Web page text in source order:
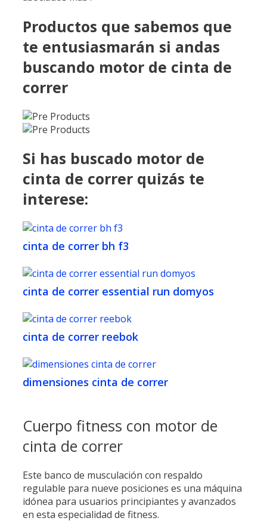
Productos que sabemos que
te entusiasmarán si andas
buscando motor de cinta de
correr
Si has buscado motor de
cinta de correr quizás te
interese:
cinta de correr bh f3
cinta de correr essential run domyos
cinta de correr reebok
dimensiones cinta de correr
Cuerpo fitness con motor de
cinta de correr
Este banco de musculación con respaldo
regulable para nueve posiciones es una máquina
idónea para usuarios principiantes y avanzados
en esta especialidad de fitness.